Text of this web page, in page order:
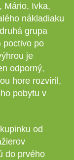
Mário, Ivka,
nákladiaku
grupa
poctivo po
je
odporný,
hore rozvíril,
pobytu v
od
do prvého